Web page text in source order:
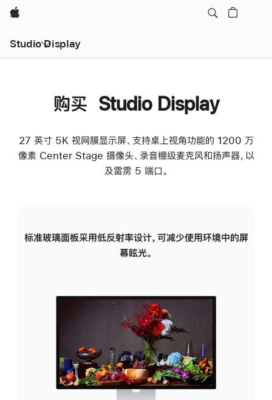
Apple
Studio Display
购买 Studio Display
27 英寸 5K 视网膜显示屏、支持桌上视角功能的 1200 万
像素 Center Stage 摄像头、录音棚级麦克风和扬声器，以
及雷雳 5 端口。
标准玻璃面板采用低反射率设计，可减少使用环境中的屏
幕眩光。